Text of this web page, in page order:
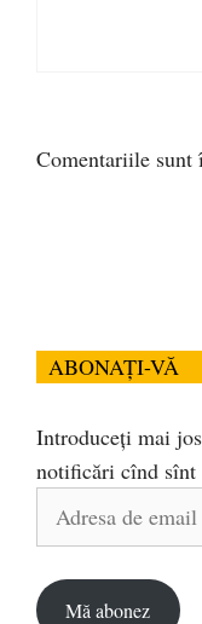
Comentariile sunt
ABONAȚI-VĂ
Introduceți mai
notificări cînd sînt
Adresa
Mă abonez